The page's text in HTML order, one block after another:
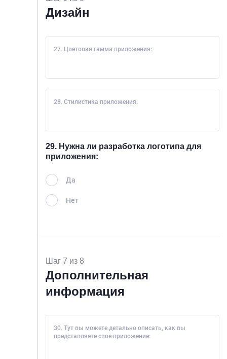
Дизайн
27. Цветовая гамма приложения:
28. Стилистика приложения:
29. Нужна ли разработка логотипа для
приложения:
Да
Нет
Шаг 7 из 8
Дополнительная
информация
30. Тут вы можете детально описать, как вы
представляете свое приложение: